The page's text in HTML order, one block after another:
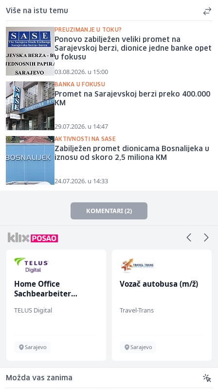
Više na istu temu
PREUZIMANJE U TOKU?
Ponovo zabilježen veliki promet na
Sarajevskoj berzi, dionice jedne banke opet
u fokusu
03.08.2026. u 15:00
BANKA U FOKUSU
Promet na Sarajevskoj berzi preko 400.000
KM
29.07.2026. u 14:47
AKTIVNOSTI NA SASE
Zabilježen promet dionicama Bosnalijeka u
iznosu od skoro 2,5 miliona KM
24.07.2026. u 14:33
KOMENTARI (2)
Home Office
Sachbearbeiter
bekannten deutschen
TELUS Digital
Sarajevo
Vozač autobusa (m/ž)
Travel-Trans
Sarajevo
Možda vas zanima